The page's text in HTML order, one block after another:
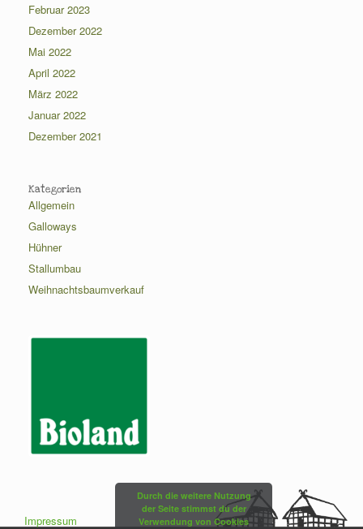
Februar 2023
Dezember 2022
Mai 2022
April 2022
März 2022
Januar 2022
Dezember 2021
Kategorien
Allgemein
Galloways
Hühner
Stallumbau
Weihnachtsbaumverkauf
Impressum
Durch die weitere Nutzung
der Seite stimmst du der
Verwendung von Cookies